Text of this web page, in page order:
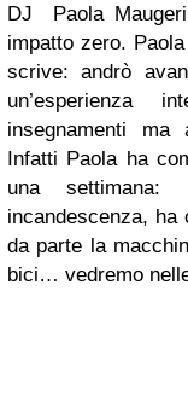
DJ Paola
impatto zero.
scrive: andrò
un’esperienza
insegnamenti
Infatti Paola ha
una
incandescenza,
da parte la
bici… vedremo